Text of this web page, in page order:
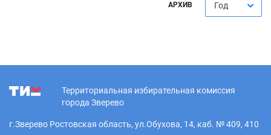
АРХИВ Год
Территориальная избирательная комиссия
города Зверево
г.Зверево Ростовская область, ул.Обухова, 14, каб. № 409, 410